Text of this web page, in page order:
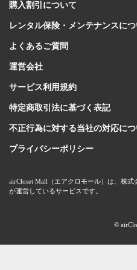
購入割引について
レンタル保険・メンテナンスに
よくあるご質問
運営会社
サービス利用規約
特定商取引法に基づく表記
不正行為に対する当社の対応につ
プライバシーポリシー
airCloset Mall（エアクロモール）は、株式
が運営しているサービスです。
©